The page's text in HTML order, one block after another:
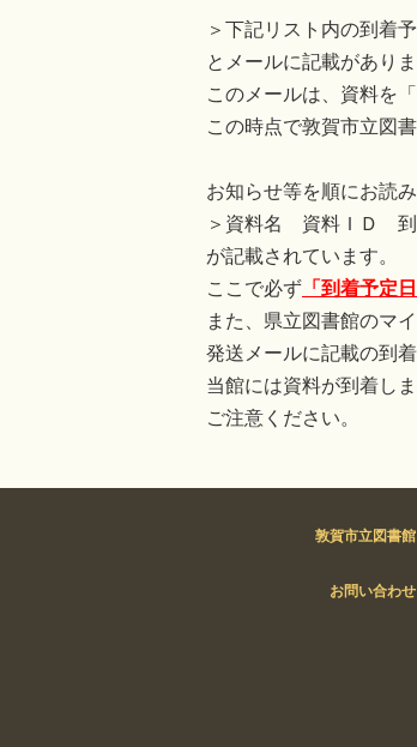
＞下記リスト内の到着
とメールに記載がありま
このメールは、資料を
この時点で敦賀市立図
お知らせ等を順にお読み
＞資料名 資料ＩＤ
が記載されています。
ここで必ず 「到着予定
また、県立図書館のマ
発送メールに記載の到
当館には資料が到着しま
ご注意ください。
敦賀市立図書館
お問い合わせ